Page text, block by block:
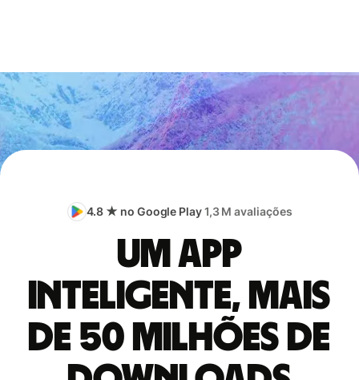
4.8 ★ no Google Play1,3 M avaliações
Um app
inteligente, mais
de 50 milhões de